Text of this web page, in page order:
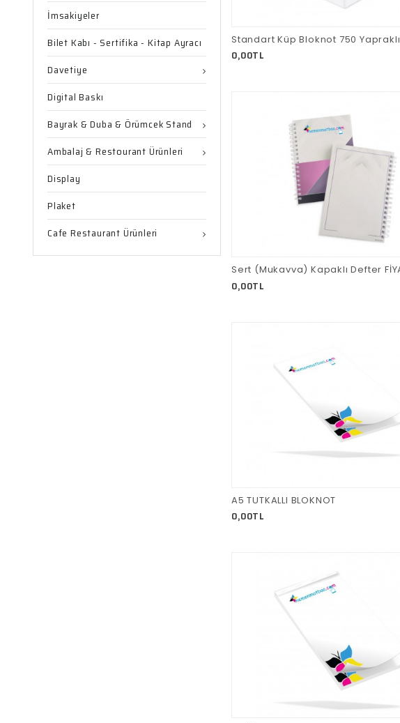
İmsakiyeler
Bilet Kabı - Sertifika - Kitap Ayracı
Davetiye
Digital Baskı
Bayrak & Duba & Örümcek Stand
Ambalaj & Restourant Ürünleri
Display
Plaket
Cafe Restaurant Ürünleri
Standart Küp Bloknot 750 Yapraklı
0,00TL
0,00TL
A5 TUTKALLI BLOKNOT
0,00TL